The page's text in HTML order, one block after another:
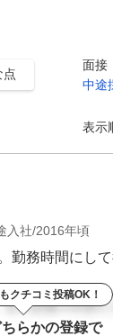
点
面接
中途
表示
入社 2016年頃
勤務時間にし
クチコミ投稿OK！
らかの登録で